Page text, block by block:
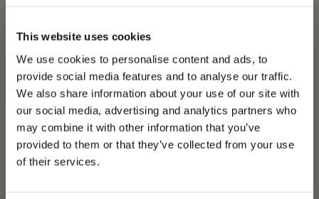
This website uses cookies
We use cookies to personalise content and ads, to
provide social media features and to analyse our traffic.
We also share information about your use of our site with
our social media, advertising and analytics partners who
may combine it with other information that you’ve
provided to them or that they’ve collected from your use
of their services.
PLEASE CHOOSE YOUR COUNTRY
We detected that you are browsing from United States, do